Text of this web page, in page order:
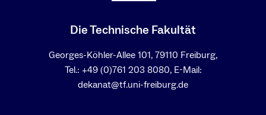
Die Technische Fakultät
Georges-Köhler-Allee 101, 79110 Freiburg,
Tel.: +49 (0)761 203 8080, E-Mail:
dekanat@tf.uni-freiburg.de